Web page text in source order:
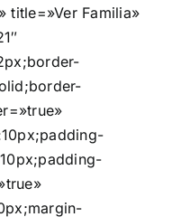
title=»Ver Familia»